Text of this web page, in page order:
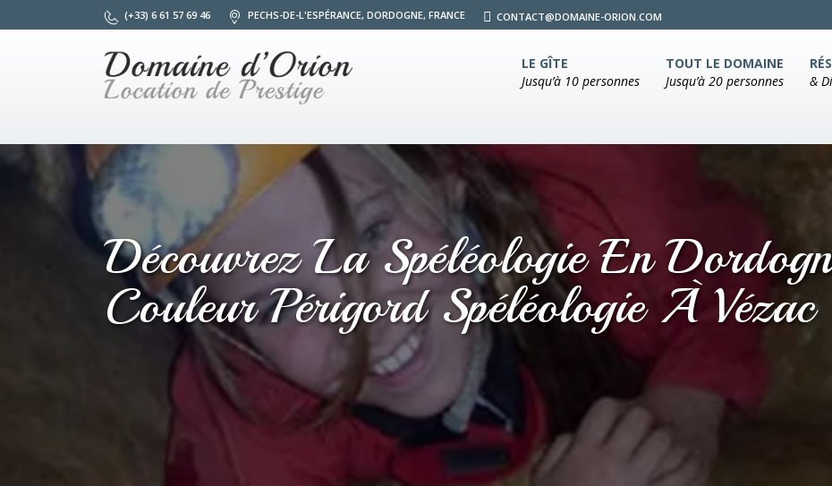
(+33) 6 61 57 69 46 PECHS-DE-L'ESPÉRANCE, DORDOGNE, FRANCE CONTACT@DOMAINE-ORION.COM
LE GÎTE
Jusqu’à 10 personnes
TOUT LE DOMAINE
Jusqu’à 20 personnes
&
Découvrez La Spéléologie En
Couleur Périgord Spéléologie À Vézac